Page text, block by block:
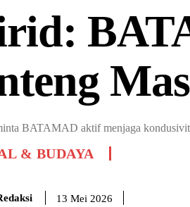
BATAMAD aktif menjaga
& BUDAYA
13 Mei 2026